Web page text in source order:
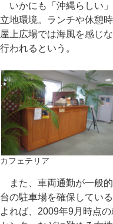
いかにも「沖縄らしい
立地環境。ランチや休憩
屋上広場では海風を感じ
行われるという。
カフェテリア
また、車両通勤が一般
台の駐車場を確保してい
よれば、2009年9月時点